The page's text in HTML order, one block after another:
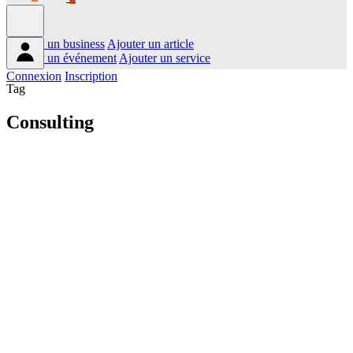
Ajouter un business Ajouter un article
Ajouter un événement Ajouter un service
Connexion Inscription
Tag
Consulting